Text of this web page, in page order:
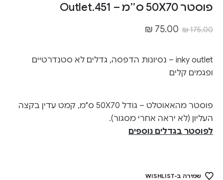
פוסטר 50X70 ס״מ – Outlet.451
₪175.00
₪ 75.00
inky outlet – נסיונות הדפסה, גדלים לא סטנדרטיים
ופגמים קלים
פוסטר מהאאוטלט – גודל 50X70 ס"מ, קמט עדין בקצה
העליון (לא יראה אחרי מסגור).
לפוסטר בגדלים נוספים
שמירה ב-WISHLIST